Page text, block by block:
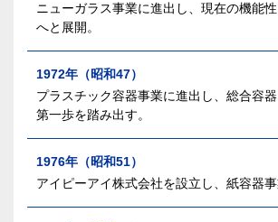
ニューガラス事業に進出し、現在の機能
へと展開。
1972年（昭和47）
プラスチック容器事業に進出し、総合容
第一歩を踏み出す。
1976年（昭和51）
アイピーアイ株式会社を設立し、紙容器事